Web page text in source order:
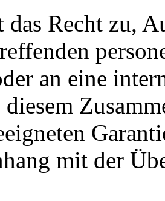
das Recht zu,
an eine
mit der